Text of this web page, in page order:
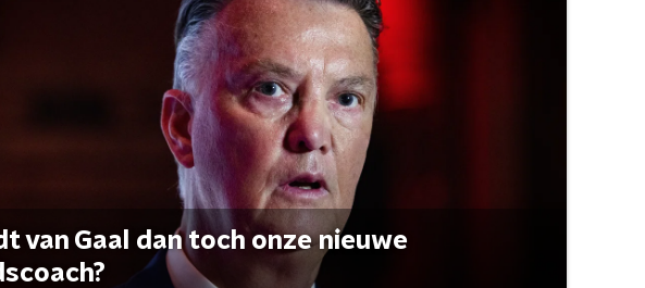
van Gaal dan toch onze nieuwe